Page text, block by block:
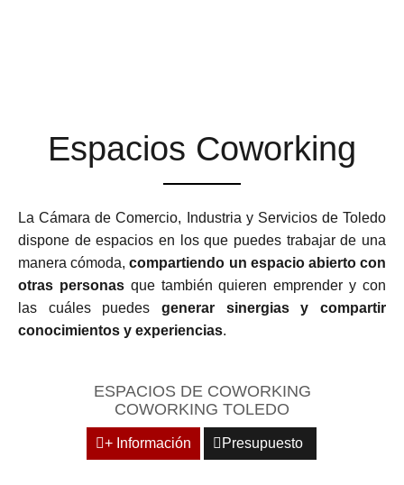
Espacios Coworking
La Cámara de Comercio, Industria y Servicios de Toledo
dispone de espacios en los que puedes trabajar de una
manera cómoda,compartiendo un espacio abierto con
otras personasque también quieren emprender y con
las cuáles puedes generar sinergias y compartir
conocimientos y experiencias.
ESPACIOS DE COWORKING
COWORKING TOLEDO
+ Información Presupuesto